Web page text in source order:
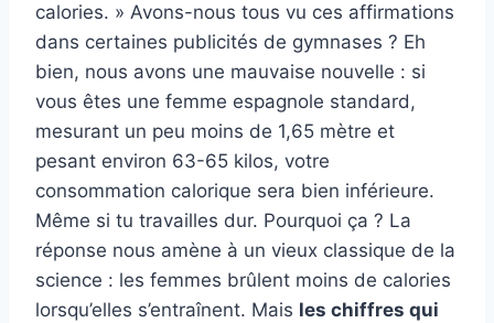
calories. » Avons-nous tous vu ces affirmations
dans certaines publicités de gymnases ? Eh
bien, nous avons une mauvaise nouvelle : si
vous êtes une femme espagnole standard,
mesurant un peu moins de 1,65 mètre et
pesant environ 63-65 kilos, votre
consommation calorique sera bien inférieure.
Même si tu travailles dur. Pourquoi ça ? La
réponse nous amène à un vieux classique de la
science : les femmes brûlent moins de calories
lorsqu’elles s’entraînent. Mais les chiffres qui